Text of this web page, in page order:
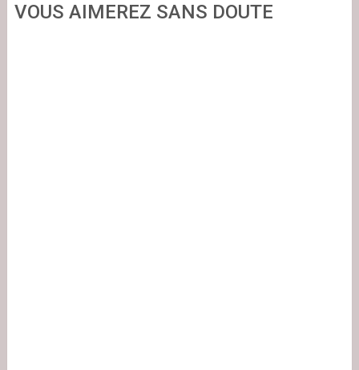
VOUS AIMEREZ SANS DOUTE